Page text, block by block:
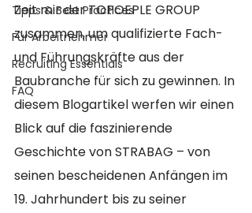
Tipps & Best Practices
Für Arbeitnehmer
Recruiting Essentials
FAQ
Zeit mir der TOPOEPLE GROUP
zusammen, um qualifizierte Fach-
und Führungskräfte aus der
Baubranche für sich zu gewinnen. In
diesem Blogartikel werfen wir einen
Blick auf die faszinierende
Geschichte von STRABAG – von
seinen bescheidenen Anfängen im
19. Jahrhundert bis zu seiner